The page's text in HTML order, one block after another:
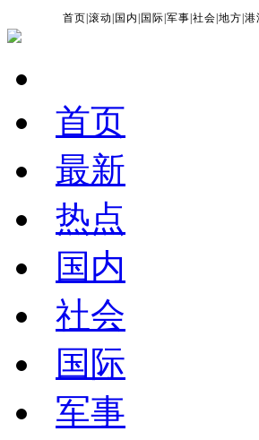
首页 |滚动 国内 国际 |军事 |社会 |地方 |港
首页
最新
热点
国内
社会
国际
军事